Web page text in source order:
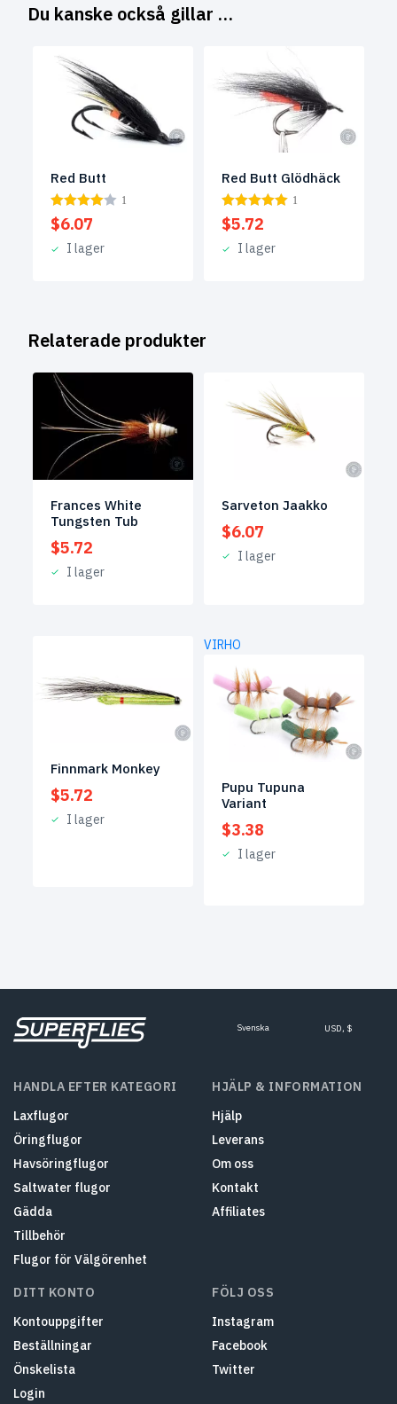
Du kanske också gillar …
Red Butt
1
$6.07
I lager
Red Butt Glödhäck
1
$5.72
I lager
Relaterade produkter
Frances White
Tungsten Tub
$5.72
I lager
Sarveton Jaakko
$6.07
I lager
Finnmark Monkey
$5.72
I lager
VIRHO
Pupu Tupuna
Variant
$3.38
I lager
Svenska USD, $
HANDLA EFTER KATEGORI
Laxflugor
Öringflugor
Havsöringflugor
Saltwater flugor
Gädda
Tillbehör
Flugor för Välgörenhet
HJÄLP & INFORMATION
Hjälp
Leverans
Om oss
Kontakt
Affiliates
DITT KONTO
Kontouppgifter
Beställningar
Önskelista
Login
FÖLJ OSS
Instagram
Facebook
Twitter